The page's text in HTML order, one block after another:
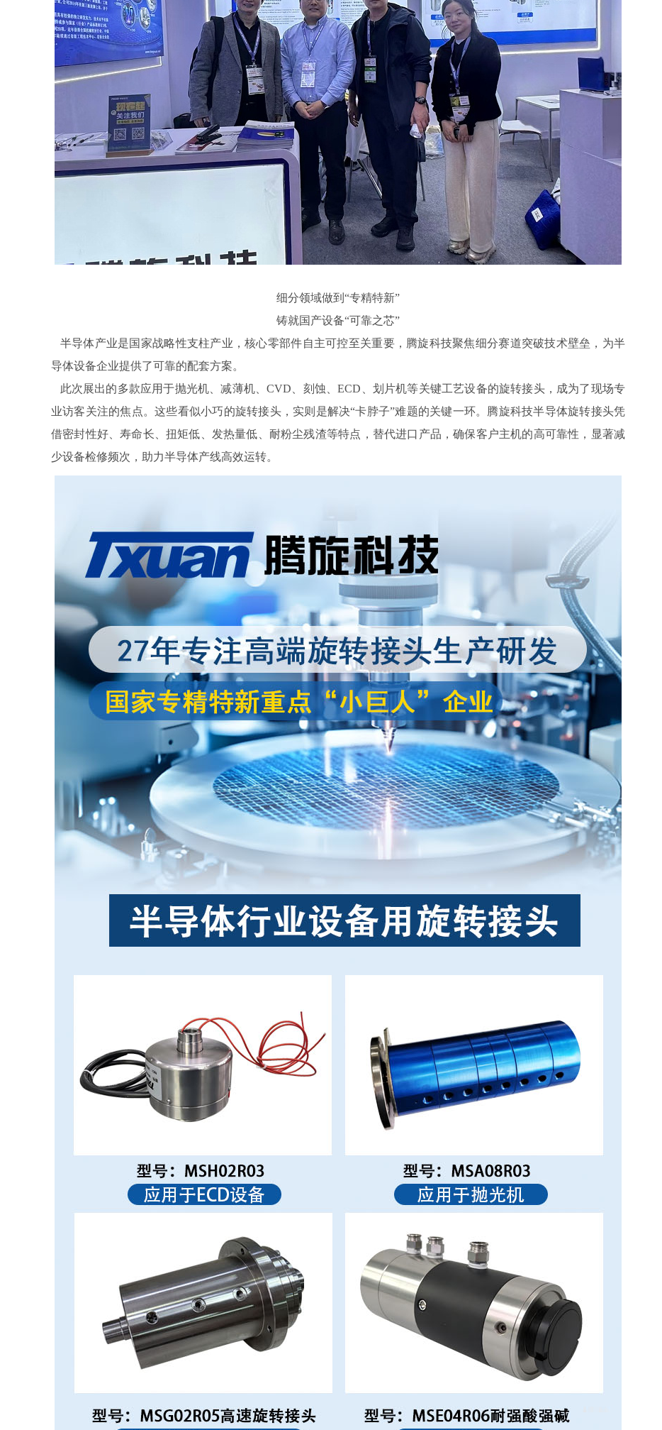
细分领域做到“专精特新”
铸就国产设备“可靠之芯”
半导体产业是国家战略性支柱产业，核心零部件自主可控至关重要，腾旋科技聚焦细分赛道突破技术壁垒，为半
导体设备企业提供了可靠的配套方案。
此次展出的多款应用于抛光机、减薄机、CVD、刻蚀、ECD、划片机等关键工艺设备的旋转接头，成为了现场专
业访客关注的焦点。这些看似小巧的旋转接头，实则是解决“卡脖子”难题的关键一环。腾旋科技半导体旋转接头凭
借密封性好、寿命长、扭矩低、发热量低、耐粉尘残渣等特点，替代进口产品，确保客户主机的高可靠性，显著减
少设备检修频次，助力半导体产线高效运转。